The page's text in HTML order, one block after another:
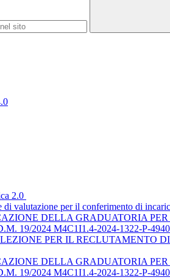
2.0
di valutazione per il conferimento di
DELLA GRADUATORIA
19/2024 M4C1I1.4-2024-1322-P-
PER IL RECLUTAMENTO DI
DELLA GRADUATORIA
19/2024 M4C1I1.4-2024-1322-P-